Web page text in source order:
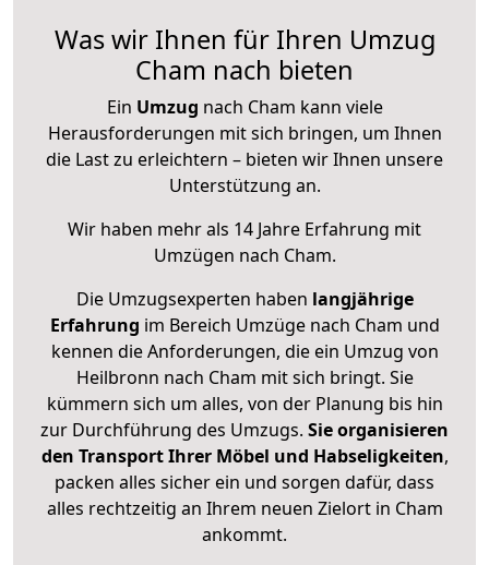
Was wir Ihnen für Ihren Umzug
Cham nach bieten
Ein Umzug nach Cham kann viele
Herausforderungen mit sich bringen, um Ihnen
die Last zu erleichtern – bieten wir Ihnen unsere
Unterstützung an.
Wir haben mehr als 14 Jahre Erfahrung mit
Umzügen nach Cham.
Die Umzugsexperten haben langjährige
Erfahrung im Bereich Umzüge nach Cham und
kennen die Anforderungen, die ein Umzug von
Heilbronn nach Cham mit sich bringt. Sie
kümmern sich um alles, von der Planung bis hin
zur Durchführung des Umzugs. Sie organisieren
den Transport Ihrer Möbel und Habseligkeiten,
packen alles sicher ein und sorgen dafür, dass
alles rechtzeitig an Ihrem neuen Zielort in Cham
ankommt.